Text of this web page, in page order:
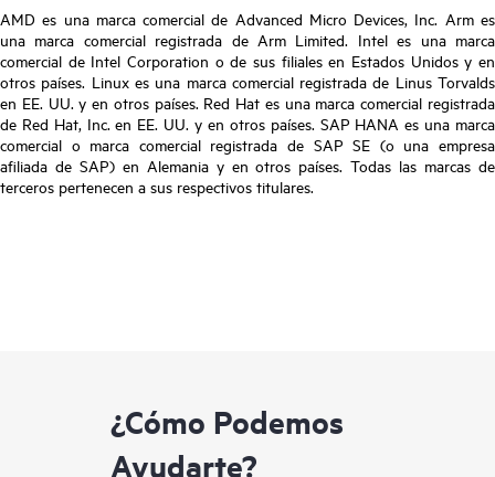
AMD es una marca comercial de Advanced Micro Devices, Inc. Arm es
una marca comercial registrada de Arm Limited. Intel es una marca
comercial de Intel Corporation o de sus filiales en Estados Unidos y en
otros países. Linux es una marca comercial registrada de Linus Torvalds
en EE. UU. y en otros países. Red Hat es una marca comercial registrada
de Red Hat, Inc. en EE. UU. y en otros países. SAP HANA es una marca
comercial o marca comercial registrada de SAP SE (o una empresa
afiliada de SAP) en Alemania y en otros países. Todas las marcas de
terceros pertenecen a sus respectivos titulares.
¿Cómo Podemos
Ayudarte?